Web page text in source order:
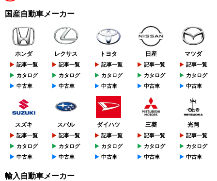
国産自動車メーカー
ホンダ
記事一覧
カタログ
中古車
レクサス
記事一覧
カタログ
中古車
トヨタ
記事一覧
カタログ
中古車
日産
記事一覧
カタログ
中古車
マツダ
記事一覧
カタログ
中古車
スズキ
記事一覧
カタログ
中古車
スバル
記事一覧
カタログ
中古車
ダイハツ
記事一覧
カタログ
中古車
三菱
記事一覧
カタログ
中古車
光岡
記事一覧
カタログ
中古車
輸入自動車メーカー